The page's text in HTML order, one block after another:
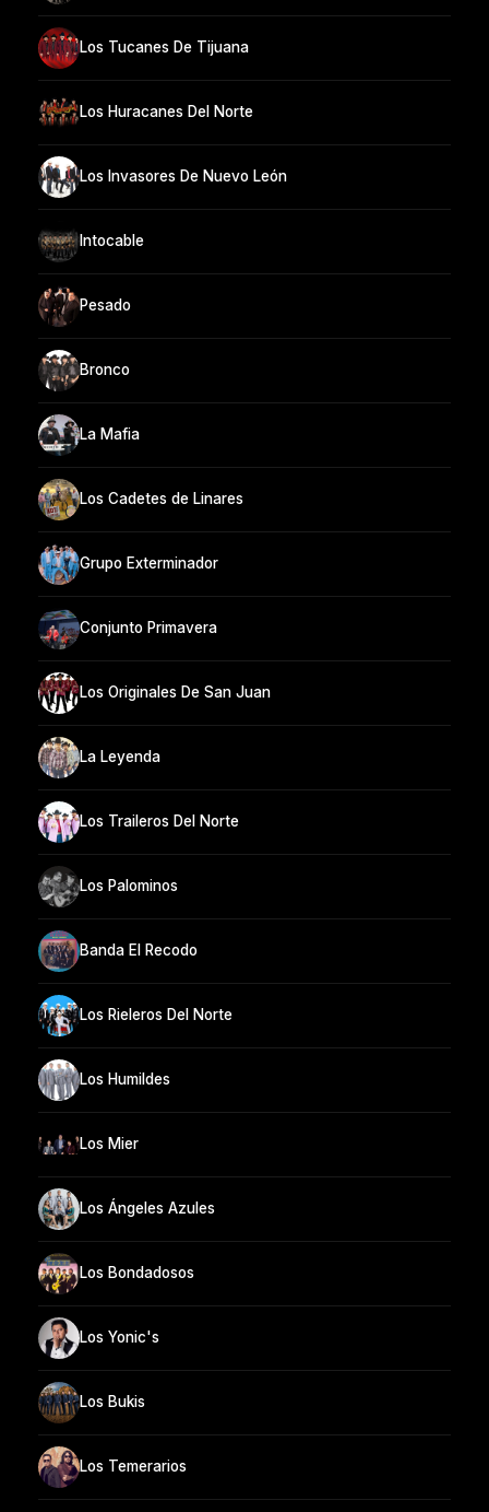
Los Tucanes De Tijuana
Los Huracanes Del Norte
Los Invasores De Nuevo León
Intocable
Pesado
Bronco
La Mafia
Los Cadetes de Linares
Grupo Exterminador
Conjunto Primavera
Los Originales De San Juan
La Leyenda
Los Traileros Del Norte
Los Palominos
Banda El Recodo
Los Rieleros Del Norte
Los Humildes
Los Mier
Los Ángeles Azules
Los Bondadosos
Los Yonic's
Los Bukis
Los Temerarios